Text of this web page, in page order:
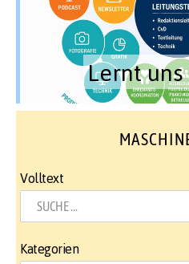
Lernt
Volltext
Kategorien